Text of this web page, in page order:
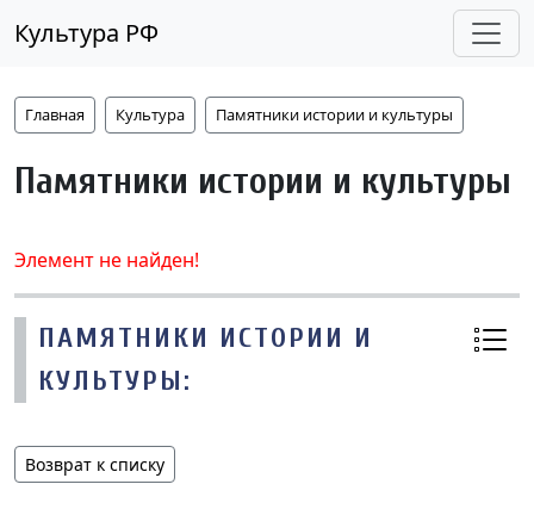
Культура РФ
Главная Культура Памятники истории и культуры
Памятники истории и культуры
Элемент не найден!
ПАМЯТНИКИ ИСТОРИИ И
КУЛЬТУРЫ:
Возврат к списку